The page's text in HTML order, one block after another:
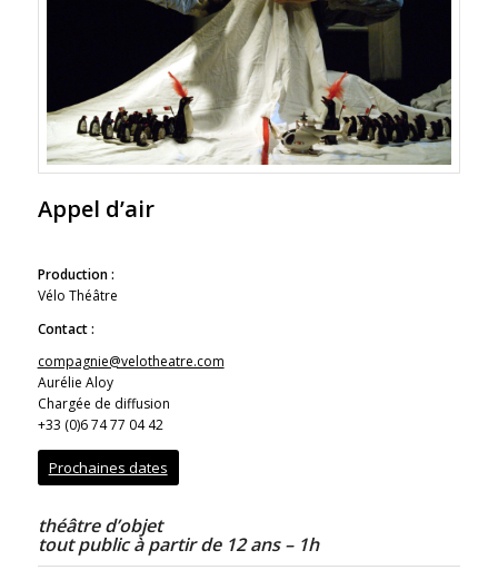
Appel d’air
Production :
Vélo Théâtre
Contact :
compagnie@velotheatre.com
Aurélie Aloy
Chargée de diffusion
+33 (0)6 74 77 04 42
Prochaines dates
théâtre d’objet
tout public à partir de 12 ans – 1h